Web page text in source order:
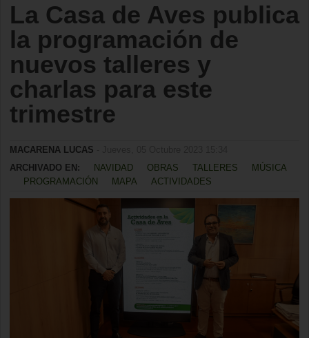
La Casa de Aves publica
la programación de
nuevos talleres y
charlas para este
trimestre
MACARENA LUCAS
ARCHIVADO EN:
NAVIDAD OBRAS TALLERES
MÚSICA
PROGRAMACIÓN
MAPA ACTIVIDADES